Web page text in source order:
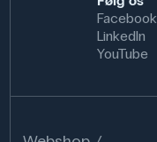
Facebook
LinkedIn
YouTube